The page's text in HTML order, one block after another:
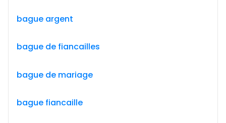
bague argent
bague de fiancailles
bague de mariage
bague fiancaille